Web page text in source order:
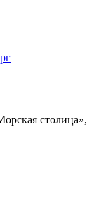
столица»,